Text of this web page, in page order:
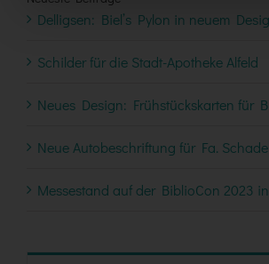
Delligsen: Biel’s Pylon in neuem
Schilder für die Stadt-Apotheke Alfeld
Neues Design: Frühstückskarten für
Neue Autobeschriftung für Fa. Schade
Messestand auf der BiblioCon 2023